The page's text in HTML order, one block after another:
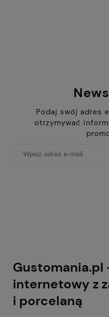
Podaj swój adres
otrzymywać
Gustomania.pl
internetowy z
i porcelaną